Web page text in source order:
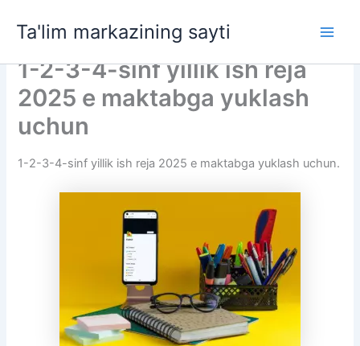
Ta'lim markazining sayti
1-2-3-4-sinf yillik ish reja
2025 e maktabga yuklash
uchun
1-2-3-4-sinf yillik ish reja 2025 e maktabga yuklash uchun.